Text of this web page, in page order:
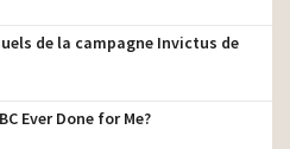
de la campagne Invictus de
Ever Done for Me?